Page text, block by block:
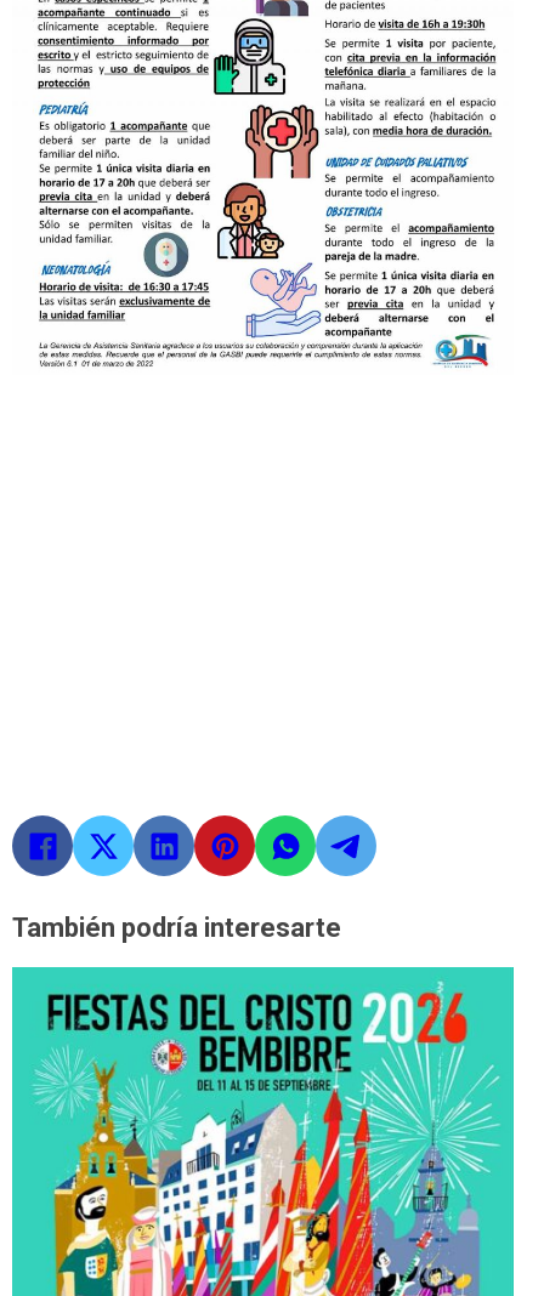
También podría interesarte